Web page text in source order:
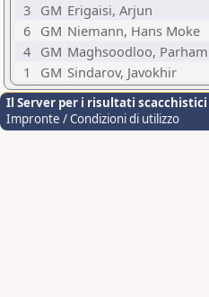
3
GM Erigaisi, Arjun
6
GM Niemann, Hans Moke
4
GM Maghsoodloo, Parham
1
GM Sindarov, Javokhir
Il Server per i risultati scacchistici
Impronte / Condizioni di utilizzo